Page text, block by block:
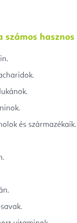
számos
és származékaik.